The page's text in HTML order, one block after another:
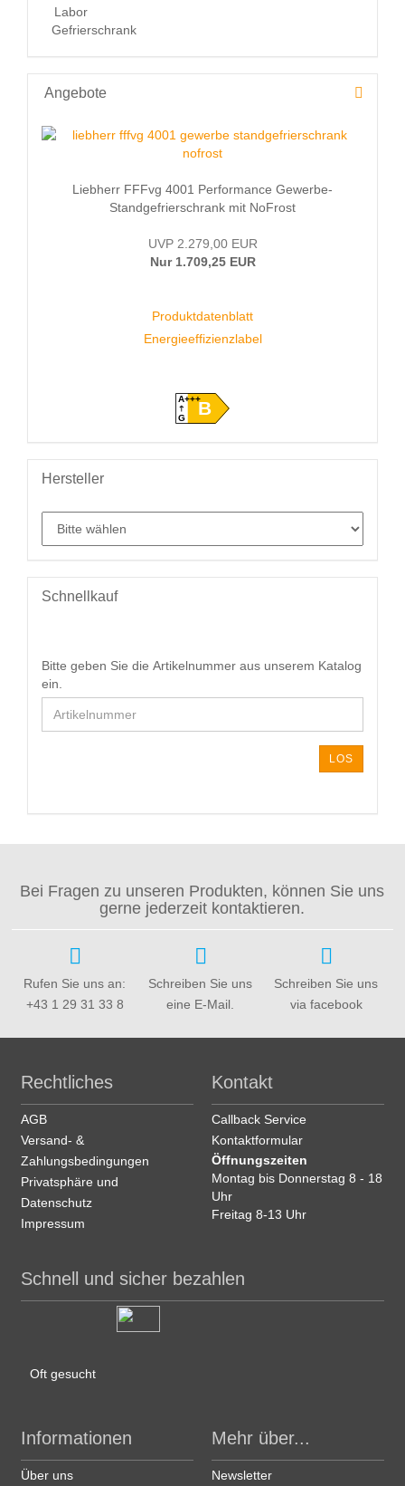
Angebote
Liebherr FFFvg 4001 Performance Gewerbe-
Standgefrierschrank mit NoFrost
UVP 2.279,00 EUR
Nur 1.709,25 EUR
Produktdatenblatt
Energieeffizienzlabel
A+++
GB
Hersteller
Schnellkauf
BITTE
GEBEN
SIE
DIE
EIN.
Bitte geben Sie die Artikelnummer aus unserem Katalog
ein.
LOS
Bei Fragen zu unseren Produkten, können Sie uns
gerne jederzeit kontaktieren.
Rufen Sie uns an:
+43 1 29 31 33 8
Schreiben Sie uns
eine E-Mail.
Schreiben Sie uns
via facebook
Rechtliches
AGB
Versand- &
Zahlungsbedingungen
Privatsphäre und
Datenschutz
Impressum
Kontakt
Callback Service
Kontaktformular
Öffnungszeiten
Montag bis Donnerstag 8 - 18
Uhr
Freitag 8-13 Uhr
Schnell und sicher bezahlen
Oft gesucht
Informationen
Über uns
Mehr über...
Newsletter